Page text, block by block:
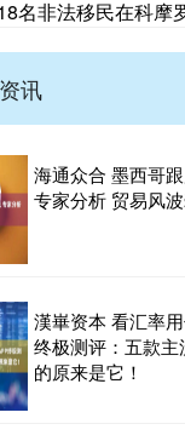
名非法移民在科摩
讯
海通众合 墨西哥
专家分析 贸易风
漢崋资本 看汇率
终极测评：五款
的原来是它！